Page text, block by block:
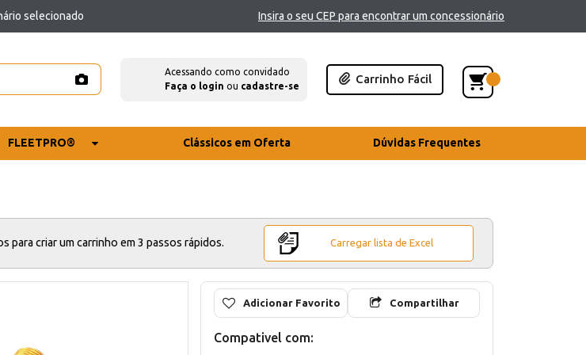
selecionado Insira o seu CEP para encontrar um concessionário
Acessando como convidado
Faça o login ou cadastre-se
Carrinho Fácil
FLEETPRO® Clássicos em Oferta Dúvidas Frequentes
para criar um carrinho em 3 passos rápidos. Carregar lista de Excel
Adicionar Favorito Compartilhar
Compativel com: